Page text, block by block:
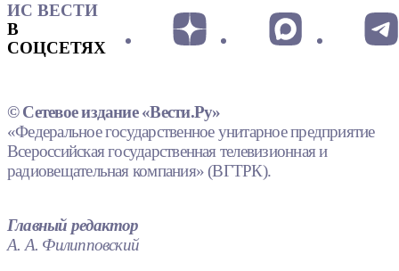
ИС ВЕСТИ
В
СОЦСЕТЯХ
© Сетевое издание «Вести.Ру»
«Федеральное государственное унитарное предприятие
Всероссийская государственная телевизионная и
радиовещательная компания» (ВГТРК).
Главный редактор
А. А. Филипповский